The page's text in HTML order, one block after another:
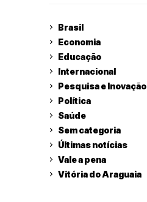
Brasil
Economia
Educação
Internacional
Pesquisa e Inovação
Política
Saúde
Sem categoria
Últimas notícias
Vale a pena
Vitória do Araguaia